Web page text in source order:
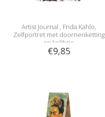
Artist Journal , Frida Kahlo,
Zelfportret met doornenketting
en kolibrie
€9,85